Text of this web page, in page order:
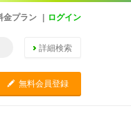
金プラン ログイン
詳細検索
C 無料会員登録